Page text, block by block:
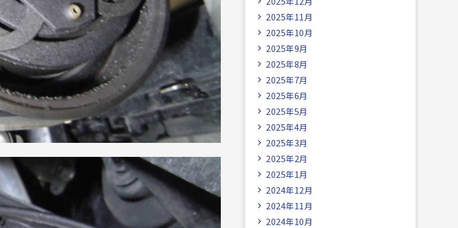
2025年11月
2025年10月
2025年9月
2025年8月
2025年7月
2025年6月
2025年5月
2025年4月
2025年3月
2025年2月
2025年1月
2024年12月
2024年11月
2024年10月